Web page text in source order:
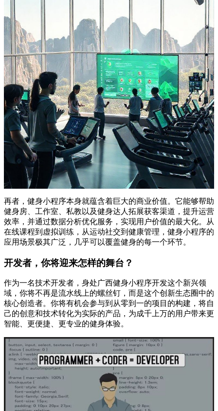
再者，健身小程序本身就蕴含着巨大的商业价值。它能够帮助
健身房、工作室、私教以及健身达人拓展获客渠道，提升运营
效率，并通过数据分析优化服务，实现用户价值的最大化。从
在线课程到虚拟训练，从运动社交到健康管理，健身小程序的
应用场景极其广泛，几乎可以覆盖健身的每一个环节。
开发者，你将迎来怎样的舞台？
作为一名技术开发者，身处广西健身小程序开发这个新兴领
域，你将不再是流水线上的螺丝钉，而是这个创新生态圈中的
核心创造者。你将有机会参与到从零到一的项目的构建，将自
己的创意和技术转化为实际的产品，为成千上万的用户带来更
智能、更便捷、更专业的健身体验。